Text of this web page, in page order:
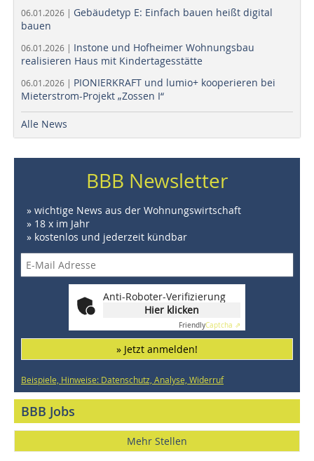
06.01.2026 | Gebäudetyp E: Einfach bauen heißt digital
bauen
06.01.2026 | Instone und Hofheimer Wohnungsbau
realisieren Haus mit Kindertagesstätte
06.01.2026 | PIONIERKRAFT und lumio+ kooperieren bei
Mieterstrom-Projekt „Zossen I“
Alle News
BBB Newsletter
» wichtige News aus der Wohnungswirtschaft
» 18 x im Jahr
» kostenlos und jederzeit kündbar
Anti-Roboter-Verifizierung
Hier klicken
FriendlyCaptcha ⇗
» Jetzt anmelden!
Beispiele, Hinweise: Datenschutz, Analyse, Widerruf
BBB Jobs
Mehr Stellen